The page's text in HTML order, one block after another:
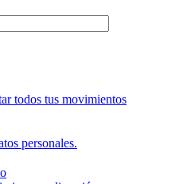
todos tus movimientos
personales.